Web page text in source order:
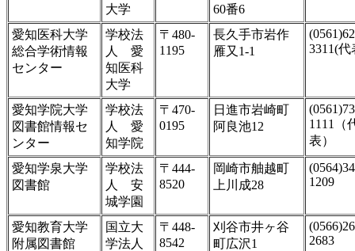
大学
60番6
愛知医科大学
総合学術情報
センター
学校法
人 愛
知医科
大学
〒480-
1195
長久手市岩作
雁又1-1
3311(代
愛知学院大学
図書館情報セ
ンター
学校法
人 愛
知学院
〒470-
0195
日進市岩崎町
阿良池12
1111（
表）
愛知学泉大学
図書館
学校法
人 安
城学園
〒444-
8520
岡崎市舳越町
上川成28
1209
愛知教育大学
附属図書館
国立大
学法人
〒448-
8542
刈谷市井ヶ谷
町広沢1
2683